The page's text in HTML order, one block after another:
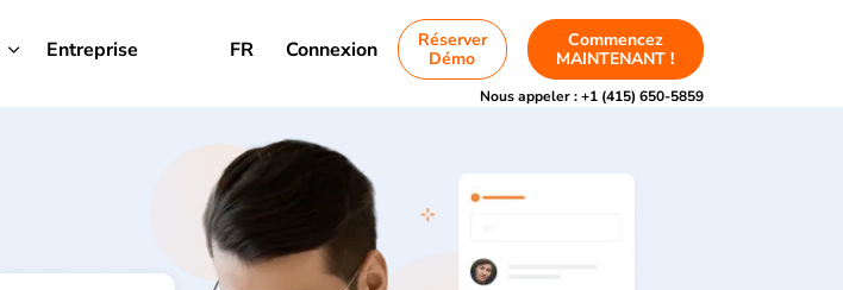
Entreprise FR Connexion
Réserver
Démo
Commencez
MAINTENANT !
Nous appeler :+1 (415) 650-5859